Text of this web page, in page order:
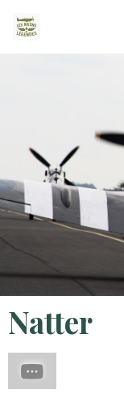
Natter